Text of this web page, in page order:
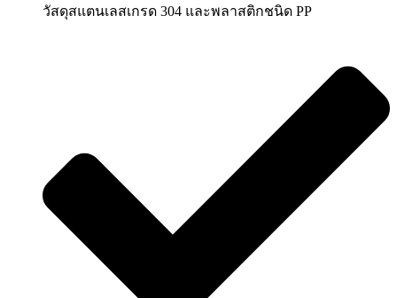
วัสดุสแตนเลสเกรด 304 และพลาสติกชนิด PP